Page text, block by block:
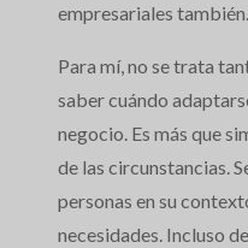
empresariales también.
Para mí, no se trata
saber cuándo
negocio. Es más que
de las circunstancias.
personas en su
necesidades. Incluso